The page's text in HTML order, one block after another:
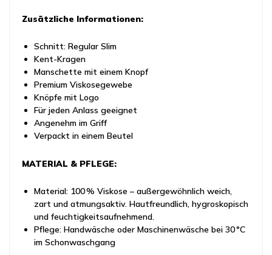
Zusätzliche Informationen:
Schnitt: Regular Slim
Kent-Kragen
Manschette mit einem Knopf
Premium Viskosegewebe
Knöpfe mit Logo
Für jeden Anlass geeignet
Angenehm im Griff
Verpackt in einem Beutel
MATERIAL & PFLEGE:
Material: 100 % Viskose – außergewöhnlich weich,
zart und atmungsaktiv. Hautfreundlich, hygroskopisch
und feuchtigkeitsaufnehmend.
Pflege: Handwäsche oder Maschinenwäsche bei 30 °C
im Schonwaschgang